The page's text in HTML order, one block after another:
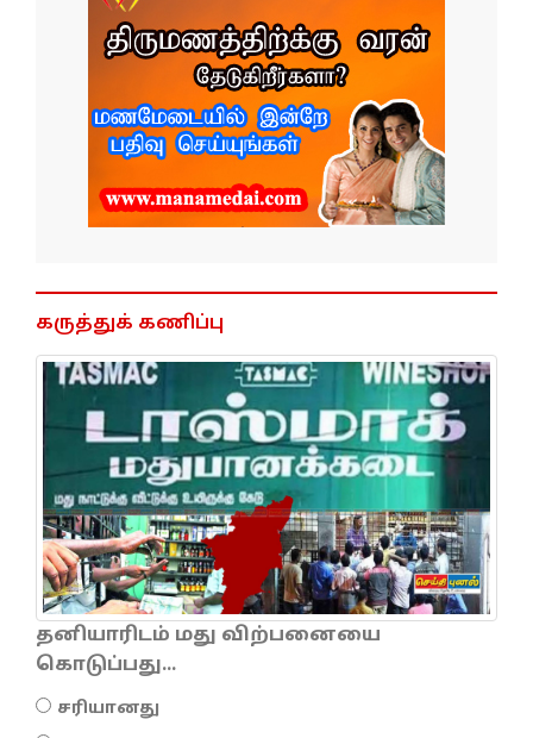
கருத்துக் கணிப்பு
தனியாரிடம் மது விற்பனையை
கொடுப்பது...
சரியானது